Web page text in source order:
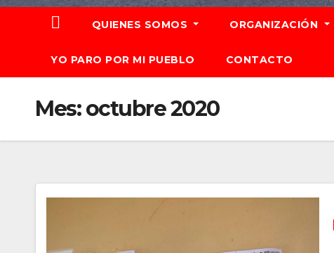
QUIENES SOMOS ORGANIZACIÓN
YO PARO POR MI PUEBLO CONTACTO
Mes:octubre 2020